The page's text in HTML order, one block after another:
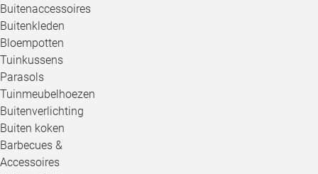
Buitenaccessoires
Buitenkleden
Bloempotten
Tuinkussens
Parasols
Tuinmeubelhoezen
Buitenverlichting
Buiten koken
Barbecues &
Accessoires